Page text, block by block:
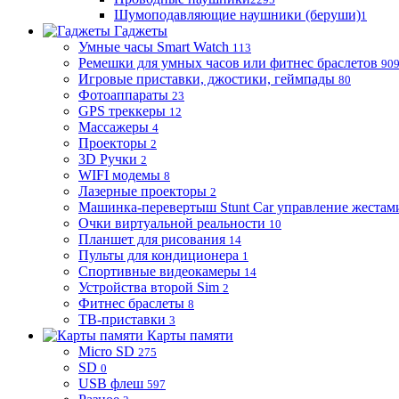
Шумоподавляющие наушники (беруши)1
Гаджеты
Умные часы Smart Watch 113
Ремешки для умных часов или фитнес браслетов 909
Игровые приставки, джостики, геймпады 80
Фотоаппараты 23
GPS треккеры 12
Массажеры 4
Проекторы 2
3D Ручки 2
WIFI модемы 8
Лазерные проекторы 2
Машинка-перевертыш Stunt Car управление
Очки виртуальной реальности 10
Планшет для рисования 14
Пульты для кондиционера 1
Спортивные видеокамеры 14
Устройства второй Sim 2
Фитнес браслеты 8
ТВ-приставки 3
Карты памяти
Micro SD 275
SD 0
USB флеш 597